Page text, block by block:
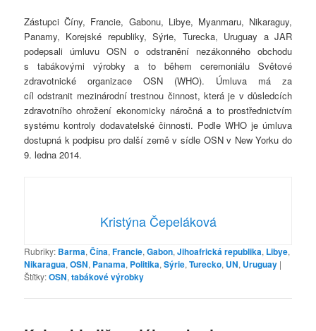
Zástupci Číny, Francie, Gabonu, Libye, Myanmaru, Nikaraguy,
Panamy, Korejské republiky, Sýrie, Turecka, Uruguay a JAR
podepsali úmluvu OSN o odstranění nezákonného obchodu
s tabákovými výrobky a to během ceremoniálu Světové
zdravotnické organizace OSN (WHO). Úmluva má za
cíl odstranit mezinárodní trestnou činnost, která je v důsledcích
zdravotního ohrožení ekonomicky náročná a to prostřednictvím
systému kontroly dodavatelské činnosti. Podle WHO je úmluva
dostupná k podpisu pro další země v sídle OSN v New Yorku do
9. ledna 2014.
Kristýna Čepeláková
Rubriky: Barma,Čína,Francie,Gabon,Jihoafrická republika, Libye,
Nikaragua,OSN, Panama, Politika,Sýrie,Turecko, UN, Uruguay |
Štítky:OSN,tabákové výrobky